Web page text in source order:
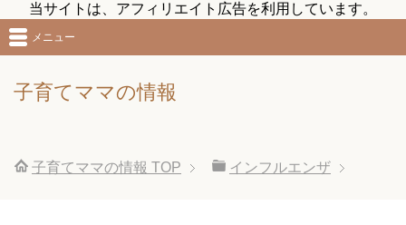
当サイトは、アフィリエイト広告を利用しています。
子育てママの情報
メニュー
子育てママの情報 TOP インフルエンザ